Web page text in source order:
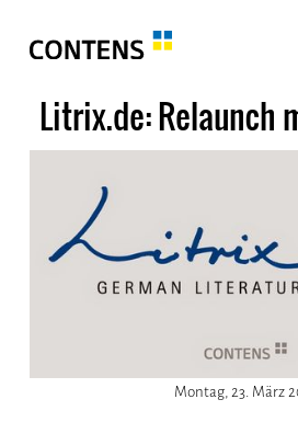
Litrix.de: Relaunch
Montag, 23. März